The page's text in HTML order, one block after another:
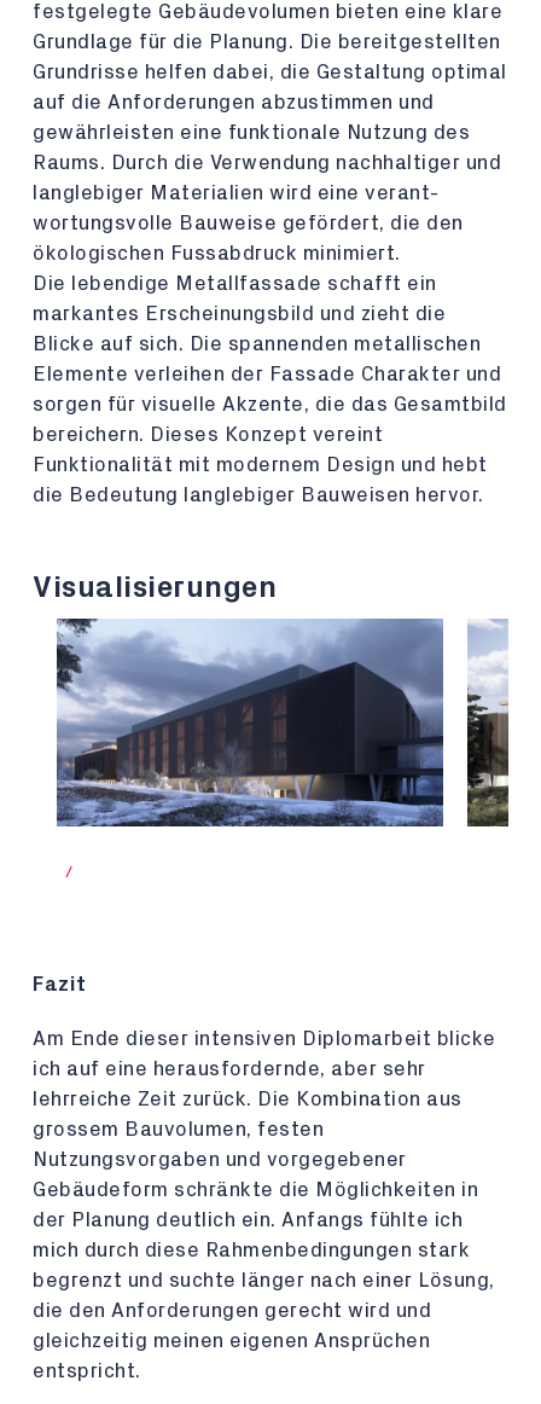
festgelegte Gebäudevolumen bieten eine klare
Grundlage für die Planung. Die bereitgestellten
Grundrisse helfen dabei, die Gestaltung optimal
auf die Anforderungen abzustimmen und
gewährleisten eine funktionale Nutzung des
Raums. Durch die Verwendung nachhaltiger und
langlebiger Materialien wird eine verant-
wortungsvolle Bauweise gefördert, die den
ökologischen Fussabdruck minimiert.
Die lebendige Metallfassade schafft ein
markantes Erscheinungsbild und zieht die
Blicke auf sich. Die spannenden metallischen
Elemente verleihen der Fassade Charakter und
sorgen für visuelle Akzente, die das Gesamtbild
bereichern. Dieses Konzept vereint
Funktionalität mit modernem Design und hebt
die Bedeutung langlebiger Bauweisen hervor.
Visualisierungen
/
Fazit
Am Ende dieser intensiven Diplomarbeit blicke
ich auf eine herausfordernde, aber sehr
lehrreiche Zeit zurück. Die Kombination aus
grossem Bauvolumen, festen
Nutzungsvorgaben und vorgegebener
Gebäudeform schränkte die Möglichkeiten in
der Planung deutlich ein. Anfangs fühlte ich
mich durch diese Rahmenbedingungen stark
begrenzt und suchte länger nach einer Lösung,
die den Anforderungen gerecht wird und
gleichzeitig meinen eigenen Ansprüchen
entspricht.